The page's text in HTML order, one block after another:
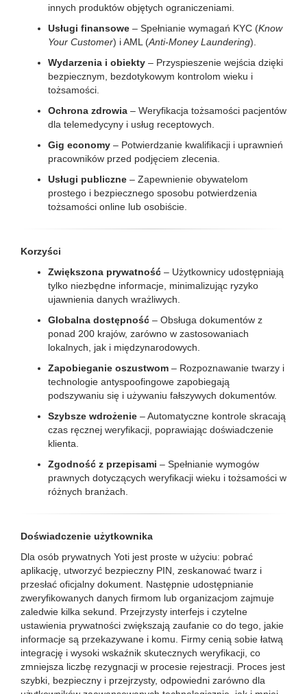
innych produktów objętych ograniczeniami.
Usługi finansowe – Spełnianie wymagań KYC (Know
Your Customer) i AML (Anti-Money Laundering).
Wydarzenia i obiekty – Przyspieszenie wejścia dzięki
bezpiecznym, bezdotykowym kontrolom wieku i
tożsamości.
Ochrona zdrowia – Weryfikacja tożsamości pacjentów
dla telemedycyny i usług receptowych.
Gig economy – Potwierdzanie kwalifikacji i uprawnień
pracowników przed podjęciem zlecenia.
Usługi publiczne – Zapewnienie obywatelom
prostego i bezpiecznego sposobu potwierdzenia
tożsamości online lub osobiście.
Korzyści
Zwiększona prywatność – Użytkownicy udostępniają
tylko niezbędne informacje, minimalizując ryzyko
ujawnienia danych wrażliwych.
Globalna dostępność – Obsługa dokumentów z
ponad 200 krajów, zarówno w zastosowaniach
lokalnych, jak i międzynarodowych.
Zapobieganie oszustwom – Rozpoznawanie twarzy i
technologie antyspoofingowe zapobiegają
podszywaniu się i używaniu fałszywych dokumentów.
Szybsze wdrożenie – Automatyczne kontrole skracają
czas ręcznej weryfikacji, poprawiając doświadczenie
klienta.
Zgodność z przepisami – Spełnianie wymogów
prawnych dotyczących weryfikacji wieku i tożsamości w
różnych branżach.
Doświadczenie użytkownika
Dla osób prywatnych Yoti jest proste w użyciu: pobrać
aplikację, utworzyć bezpieczny PIN, zeskanować twarz i
przesłać oficjalny dokument. Następnie udostępnianie
zweryfikowanych danych firmom lub organizacjom zajmuje
zaledwie kilka sekund. Przejrzysty interfejs i czytelne
ustawienia prywatności zwiększają zaufanie co do tego, jakie
informacje są przekazywane i komu. Firmy cenią sobie łatwą
integrację i wysoki wskaźnik skutecznych weryfikacji, co
zmniejsza liczbę rezygnacji w procesie rejestracji. Proces jest
szybki, bezpieczny i przejrzysty, odpowiedni zarówno dla